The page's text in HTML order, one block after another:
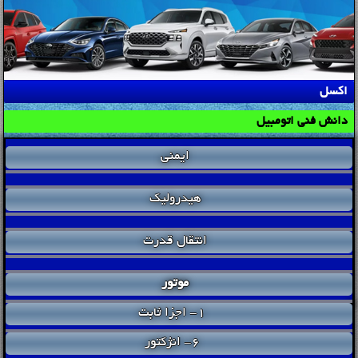
اکسل
دانش فنی اتومبیل
ایمنی
هیدرولیک
انتقال قدرت
موتور
1- اجزا ثابت
6- انژکتور